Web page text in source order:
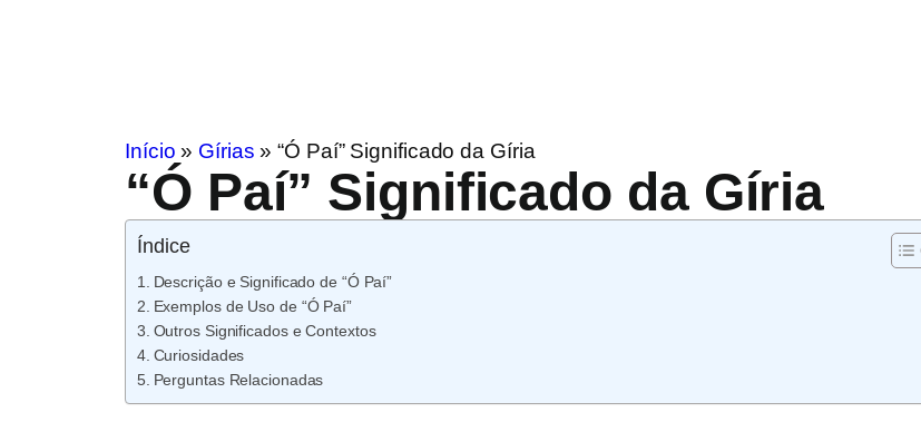
Início » Gírias »“Ó Paí” Significado da Gíria
“Ó Paí” Significado da Gíria
Índice
Descrição e Significado de “Ó Paí”
Exemplos de Uso de “Ó Paí”
Outros Significados e Contextos
Curiosidades
Perguntas Relacionadas